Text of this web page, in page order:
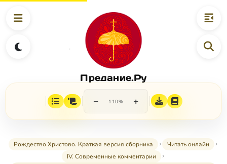
Предание.Ру
− 110% +
Рождество Христово. Краткая версия сборника
Читать онлайн
IV. Современные комментарии